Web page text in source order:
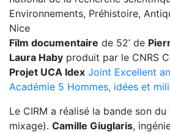
Environnements, Préhistoire,
Nice
Film documentaire de 52’ de
Laura Haby produit par le CNRS
Projet UCA Idex Joint Excellent
Académie 5 Hommes, idées et
Le CIRM a réalisé la bande son
mixage). Camille Giuglaris,